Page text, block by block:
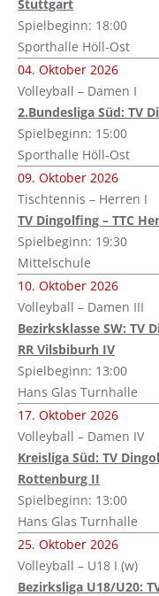
Stuttgart
Spielbeginn: 18:00
Sporthalle Höll-Ost
04. Oktober 2026
Volleyball – Damen I
2.Bundesliga Süd: TV
Spielbeginn: 15:00
Sporthalle Höll-Ost
09. Oktober 2026
Tischtennis – Herren I
TV Dingolfing – TTC
Spielbeginn: 19:30
Mittelschule
10. Oktober 2026
Volleyball – Damen III
Bezirksklasse SW: TV
RR Vilsbiburh IV
Spielbeginn: 13:00
Hans Glas Turnhalle
17. Oktober 2026
Volleyball – Damen IV
Kreisliga Süd: TV
Rottenburg II
Spielbeginn: 13:00
Hans Glas Turnhalle
25. Oktober 2026
Volleyball – U18 I (w)
Bezirksliga U18/U20: